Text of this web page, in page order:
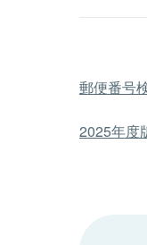
郵便番号
2025年度